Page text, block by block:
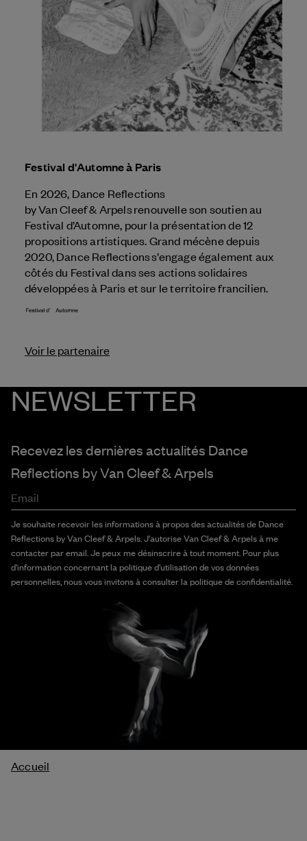
Festival d'Automne à Paris
En 2026, Dance Reflections
byVan Cleef & Arpelsrenouvelle son soutien au
Festival d’Automne, pour la présentation de 12
propositions artistiques. Grand mécène depuis
2020, Dance Reflections s’engage également aux
côtés du Festival dans ses actions solidaires
développées à Paris et sur le territoire francilien.
Voir le partenaire
NEWSLETTER
Recevez les dernières actualités Dance
Reflections byVan Cleef & Arpels
Email
Je souhaite recevoir les informations à propos des actualités de Dance
Reflections by Van Cleef & Arpels. J'autorise Van Cleef & Arpels à me
contacter par email. Je peux me désinscrire à tout moment. Pour plus
d'information concernant la politique d'utilisation de vos données
personnelles, nous vous invitons à consulter la politique de confidentialité.
Fil
Accueil